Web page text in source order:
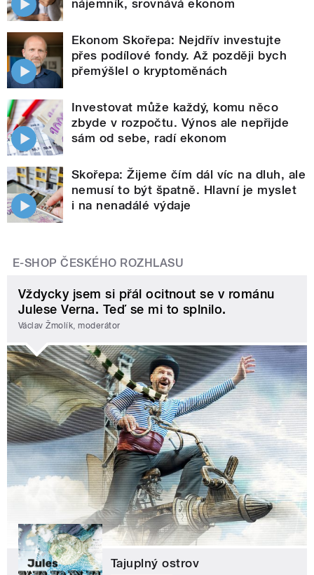
nájemník, srovnává ekonom
Ekonom Skořepa: Nejdřív investujte
přes podílové fondy. Až později bych
přemýšlel o kryptoměnách
Investovat může každý, komu něco
zbyde v rozpočtu. Výnos ale nepřijde
sám od sebe, radí ekonom
Skořepa: Žijeme čím dál víc na dluh, ale
nemusí to být špatně. Hlavní je myslet
i na nenadálé výdaje
E-SHOP ČESKÉHO ROZHLASU
Vždycky jsem si přál ocitnout se v románu
Julese Verna. Teď se mi to splnilo.
Václav Žmolík, moderátor
Tajuplný ostrov